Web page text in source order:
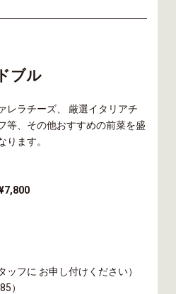
ブル
レラチーズ、 厳選イタリアチ
等、その他おすすめの前菜を盛
ります。
ッフに お申し付けください）
）